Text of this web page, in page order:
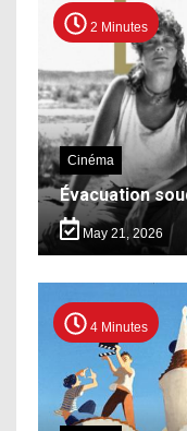
2 Minutes
Cinéma
Évacuation
May 21, 2026
4 Minutes